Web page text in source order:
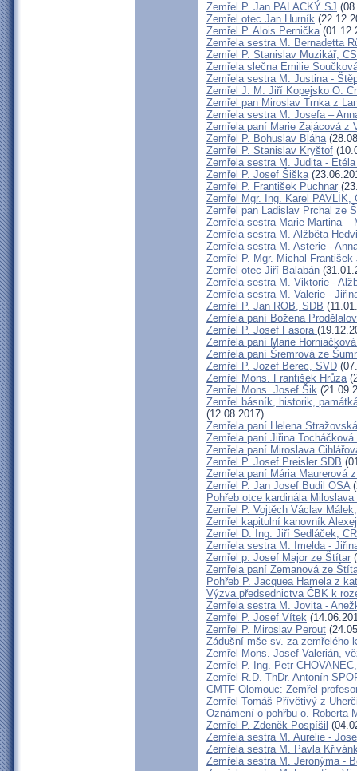
Zemřel P. Jan PALACKÝ SJ
Zemřel otec Jan Hurník
Zemřel P. Alois Pernička
Zemřela sestra M. Bernadetta
Zemřel P. Stanislav Muzikář,
Zemřela slečna Emilie
Zemřela sestra M. Justina -
Zemřel J. M. Jiří Kopejsko O.
Zemřel pan Miroslav Trnka z
Zemřela sestra M. Josefa –
Zemřela paní Marie Zajácová z
Zemřel P. Bohuslav Bláha
Zemřel P. Stanislav Kryštof
Zemřela sestra M. Judita -
Zemřel P. Josef Šiška
Zemřel P. František Puchnar
Zemřel Mgr. Ing. Karel PAVLÍK,
Zemřel pan Ladislav Prchal ze
Zemřela sestra Marie Martina –
Zemřela sestra M. Alžběta
Zemřela sestra M. Asterie -
Zemřel P. Mgr. Michal František
Zemřel otec Jiří Balabán
Zemřela sestra M. Viktorie -
Zemřela sestra M. Valerie -
Zemřel P. Jan ROB, SDB
Zemřela paní Božena
Zemřel P. Josef Fasora
Zemřela paní Marie
Zemřela paní Šremrová ze
Zemřel P. Jozef Berec, SVD
Zemřel Mons. František Hrůza
Zemřel Mons. Josef Šik
Zemřel básník, historik,
(12.08.2017)
Zemřela paní Helena Stražovská
Zemřela paní Jiřina
Zemřela paní Miroslava
Zemřel P. Josef Preisler SDB
Zemřela paní Mária Maurerová
Zemřel P. Jan Josef Budil OSA
Pohřeb otce kardinála Miloslava
Zemřel P. Vojtěch Václav
Zemřel kapitulní kanovník
Zemřel D. Ing. Jiří Sedláček,
Zemřela sestra M. Imelda -
Zemřel p. Josef Major ze Štítar
Zemřela paní Zemanová ze
Pohřeb P. Jacquea Hamela z
Výzva předsednictva ČBK k
Zemřela sestra M. Jovita -
Zemřel P. Josef Vítek
Zemřel P. Miroslav Perout
Zádušní mše sv. za zemřelého
Zemřel Mons. Josef Valerián,
Zemřel P. Ing. Petr
Zemřel R.D. ThDr. Antonín
CMTF Olomouc: Zemřel
Zemřel Tomáš Přívětivý z
Oznámení o pohřbu o. Roberta
Zemřel P. Zdeněk Pospíšil
Zemřela sestra M. Aurelie -
Zemřela sestra M. Pavla
Zemřela sestra M. Jeronýma -